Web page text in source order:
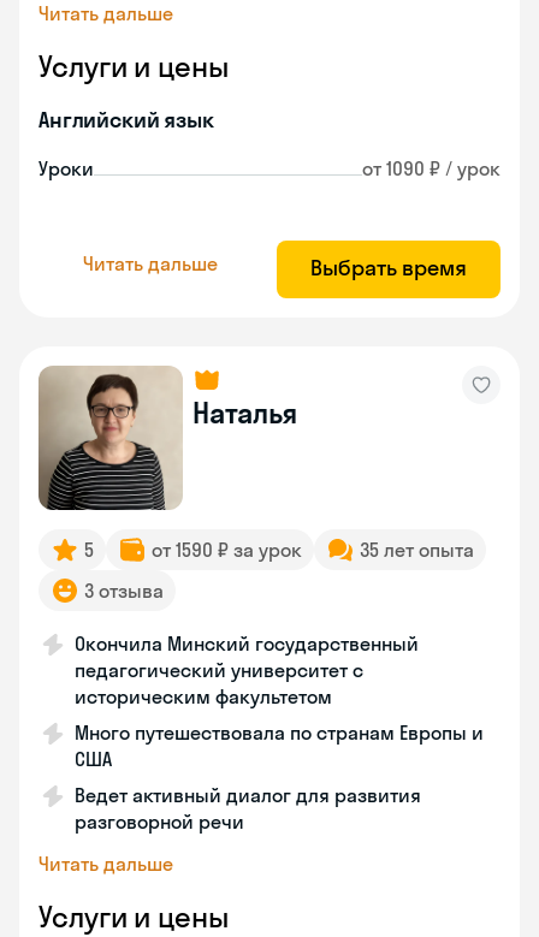
Читать дальше
Услуги и цены
Английский язык
Уроки от 1090 ₽ / урок
Читать дальше Выбрать время
Наталья
5 от 1590 ₽ за урок
35 лет опыта
3 отзыва
Окончила Минский государственный
педагогический университет с
историческим факультетом
Много путешествовала по странам Европы и
США
Ведет активный диалог для развития
разговорной речи
Читать дальше
Услуги и цены